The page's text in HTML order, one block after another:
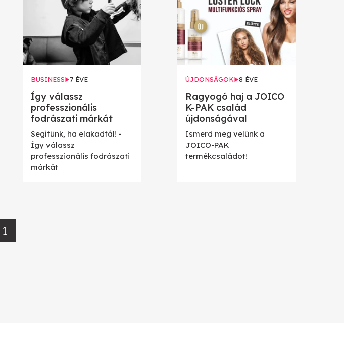
BUSINESS 7 ÉVE
Így válassz
professzionális
fodrászati márkát
Segítünk, ha elakadtál! -
Így válassz
professzionális fodrászati
márkát
ÚJDONSÁGOK 8 ÉVE
Ragyogó haj a JOICO
K-PAK család
újdonságával
Ismerd meg velünk a
JOICO-PAK
termékcsaládot!
1